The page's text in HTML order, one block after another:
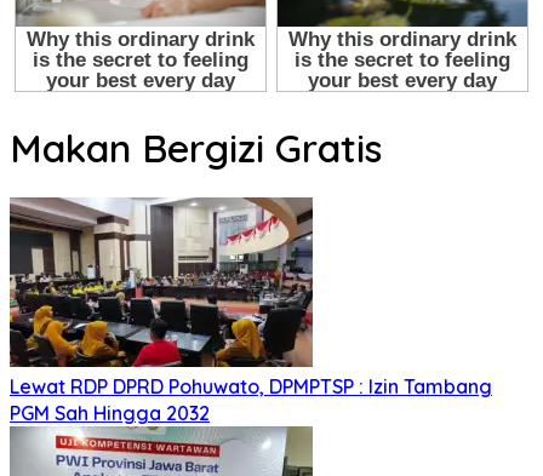
Makan Bergizi Gratis
Lewat RDP DPRD Pohuwato, DPMPTSP : Izin Tambang
PGM Sah Hingga 2032